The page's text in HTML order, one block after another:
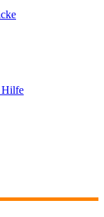
Hilfe